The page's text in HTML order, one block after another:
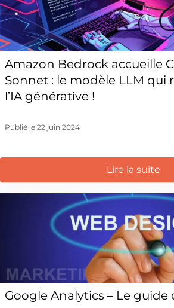
Amazon Bedrock accueille
Sonnet : le modèle LLM qui
l’IA générative !
Publié le 22 juin 2024
Lire la suite
Google Analytics – Le